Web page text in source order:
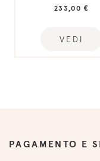
233,00 €
VEDI
PAGAMENTO E